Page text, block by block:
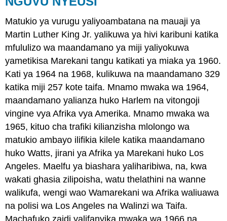
Matukio ya vurugu yaliyoambatana na mauaji ya
Martin Luther King Jr. yalikuwa ya hivi karibuni katika
mfululizo wa maandamano ya miji yaliyokuwa
yametikisa Marekani tangu katikati ya miaka ya 1960.
Kati ya 1964 na 1968, kulikuwa na maandamano 329
katika miji 257 kote taifa. Mnamo mwaka wa 1964,
maandamano yalianza huko Harlem na vitongoji
vingine vya Afrika vya Amerika. Mnamo mwaka wa
1965, kituo cha trafiki kilianzisha mlolongo wa
matukio ambayo ilifikia kilele katika maandamano
huko Watts, jirani ya Afrika ya Marekani huko Los
Angeles. Maelfu ya biashara yaliharibiwa, na, kwa
wakati ghasia zilipoisha, watu thelathini na wanne
walikufa, wengi wao Wamarekani wa Afrika waliuawa
na polisi wa Los Angeles na Walinzi wa Taifa.